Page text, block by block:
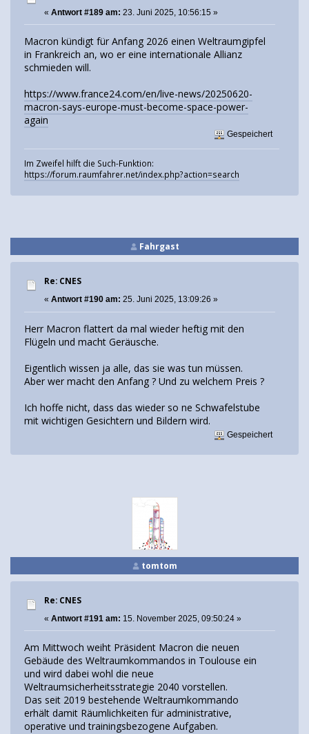
« Antwort #189 am: 23. Juni 2025, 10:56:15 »
Macron kündigt für Anfang 2026 einen Weltraumgipfel
in Frankreich an, wo er eine internationale Allianz
schmieden will.
https://www.france24.com/en/live-news/20250620-
macron-says-europe-must-become-space-power-
again
Gespeichert
Im Zweifel hilft die Such-Funktion:
https://forum.raumfahrer.net/index.php?action=search
Fahrgast
Re: CNES
« Antwort #190 am: 25. Juni 2025, 13:09:26 »
Herr Macron flattert da mal wieder heftig mit den
Flügeln und macht Geräusche.
Eigentlich wissen ja alle, das sie was tun müssen.
Aber wer macht den Anfang ? Und zu welchem Preis ?
Ich hoffe nicht, dass das wieder so ne Schwafelstube
mit wichtigen Gesichtern und Bildern wird.
Gespeichert
tomtom
Re: CNES
« Antwort #191 am: 15. November 2025, 09:50:24 »
Am Mittwoch weiht Präsident Macron die neuen
Gebäude des Weltraumkommandos in Toulouse ein
und wird dabei wohl die neue
Weltraumsicherheitsstrategie 2040 vorstellen.
Das seit 2019 bestehende Weltraumkommando
erhält damit Räumlichkeiten für administrative,
operative und trainingsbezogene Aufgaben.